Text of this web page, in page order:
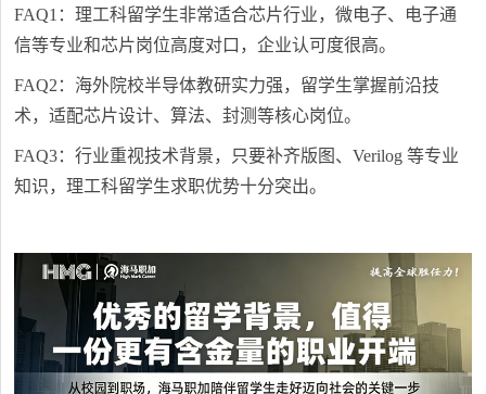
FAQ1：理工科留学生非常适合芯片行业，微电子、电子通
信等专业和芯片岗位高度对口，企业认可度很高。
FAQ2：海外院校半导体教研实力强，留学生掌握前沿技
术，适配芯片设计、算法、封测等核心岗位。
FAQ3：行业重视技术背景，只要补齐版图、Verilog 等专业
知识，理工科留学生求职优势十分突出。